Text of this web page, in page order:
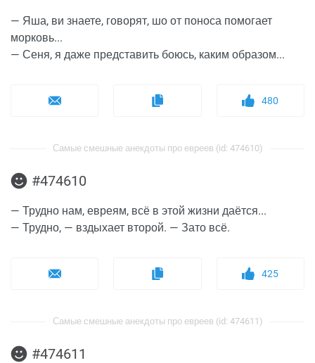
— Яша, ви знаете, говорят, шо от поноса помогает
морковь...
— Сеня, я даже представить боюсь, каким образом...
480
Самые смешные анекдоты про евреев (id: 474610)
#474610
— Трудно нам, евреям, всё в этой жизни даётся...
— Трудно, — вздыхает второй. — Зато всё.
425
Самые смешные анекдоты про евреев (id: 474611)
#474611